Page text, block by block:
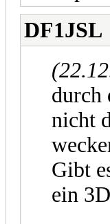
DF1JSL
durch
nicht
Gibt
ein